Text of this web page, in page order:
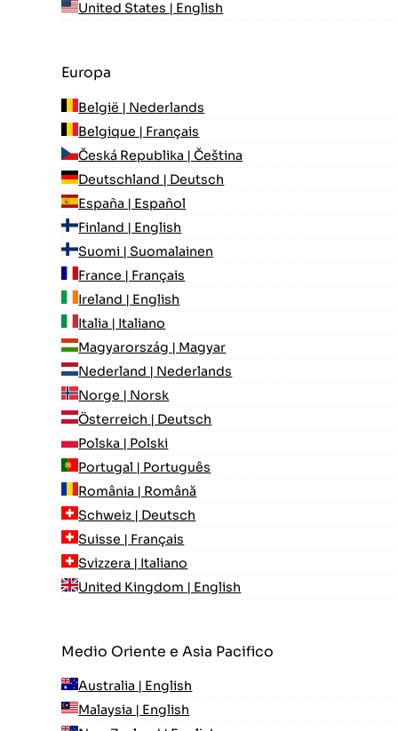
United States | English
Europa
België | Nederlands
Belgique | Français
Česká Republika | Čeština
Deutschland | Deutsch
España | Español
Finland | English
Suomi | Suomalainen
France | Français
Ireland | English
Italia | Italiano
Magyarország | Magyar
Nederland | Nederlands
Norge | Norsk
Österreich | Deutsch
Polska | Polski
Portugal | Português
România | Română
Schweiz | Deutsch
Suisse | Français
Svizzera | Italiano
United Kingdom | English
Medio Oriente e Asia Pacifico
Australia | English
Malaysia | English